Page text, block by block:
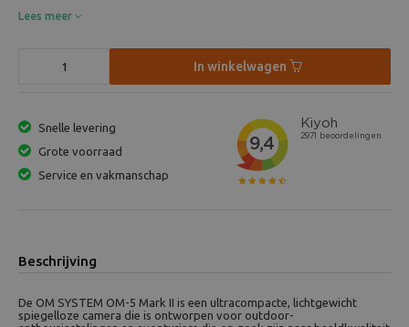
Lees meer
In winkelwagen
Snelle levering
Grote voorraad
Service en vakmanschap
Beschrijving
De OM SYSTEM OM-5 Mark II is een ultracompacte, lichtgewicht
spiegelloze camera die is ontworpen voor outdoor-